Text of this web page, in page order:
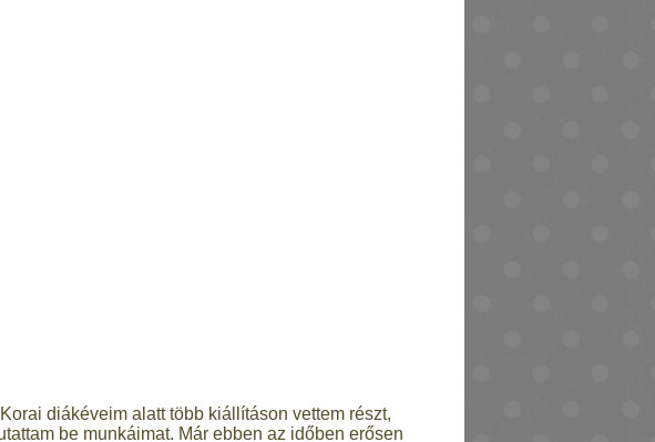
diákéveim alatt több kiállításon vettem részt,
be munkáimat. Már ebben az időben erősen